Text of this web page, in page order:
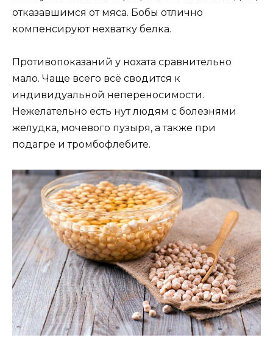
отказавшимся от мяса. Бобы отлично
компенсируют нехватку белка.
Противопоказаний у нохата сравнительно
мало. Чаще всего всё сводится к
индивидуальной непереносимости.
Нежелательно есть нут людям с болезнями
желудка, мочевого пузыря, а также при
подагре и тромбофлебите.